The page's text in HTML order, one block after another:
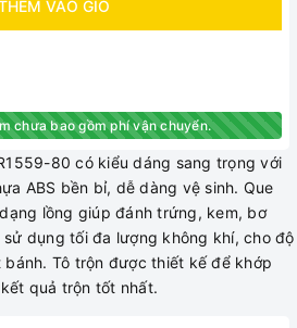
VÀO GIỎ
chưa bao gồm phí vận chuyển.
80 có kiểu dáng sang trọng với
ABS bền bỉ, dễ dàng vệ sinh. Que
lồng giúp đánh trứng, kem, bơ
dụng tối đa lượng không khí, cho độ
Tô trộn được thiết kế để khớp
quả trộn tốt nhất.